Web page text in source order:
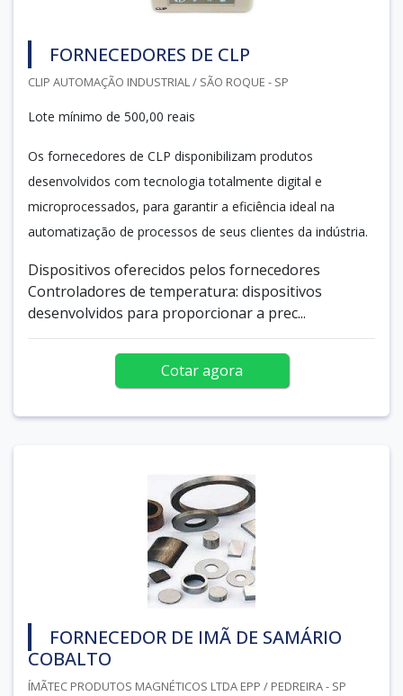
FORNECEDORES DE CLP
CLIP AUTOMAÇÃO INDUSTRIAL / SÃO ROQUE - SP
Lote mínimo de 500,00 reais
Os fornecedores de CLP disponibilizam produtos
desenvolvidos com tecnologia totalmente digital e
microprocessados, para garantir a eficiência ideal na
automatização de processos de seus clientes da indústria.
Dispositivos oferecidos pelos fornecedores
Controladores de temperatura: dispositivos
desenvolvidos para proporcionar a prec...
Cotar agora
FORNECEDOR DE IMÃ DE SAMÁRIO
COBALTO
ÍMÃTEC PRODUTOS MAGNÉTICOS LTDA EPP / PEDREIRA - SP